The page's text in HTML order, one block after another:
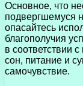
Основное, что
подвергшемуся
опасайтесь
благополучия
в соответствии
сон, питание и
самочувствие.